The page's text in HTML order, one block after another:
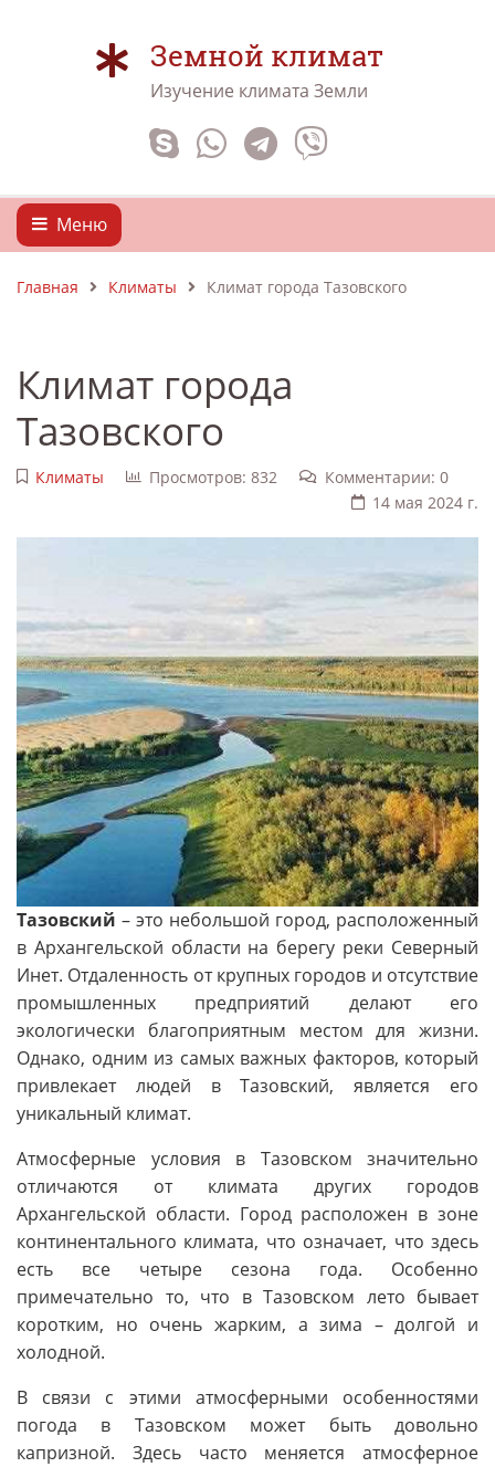
Земной климат
Изучение климата Земли
Меню
Главная Климаты Климат города Тазовского
Климат города
Тазовского
Климаты Просмотров: 832
Комментарии: 0
14 мая 2024 г.
Тазовский – это небольшой город, расположенный
в Архангельской области на берегу реки Северный
Инет. Отдаленность от крупных городов и отсутствие
промышленных предприятий делают его
экологически благоприятным местом для жизни.
Однако, одним из самых важных факторов, который
привлекает людей в Тазовский, является его
уникальный климат.
Атмосферные условия в Тазовском значительно
отличаются от климата других городов
Архангельской области. Город расположен в зоне
континентального климата, что означает, что здесь
есть все четыре сезона года. Особенно
примечательно то, что в Тазовском лето бывает
коротким, но очень жарким, а зима – долгой и
холодной.
В связи с этими атмосферными особенностями
погода в Тазовском может быть довольно
капризной. Здесь часто меняется атмосферное